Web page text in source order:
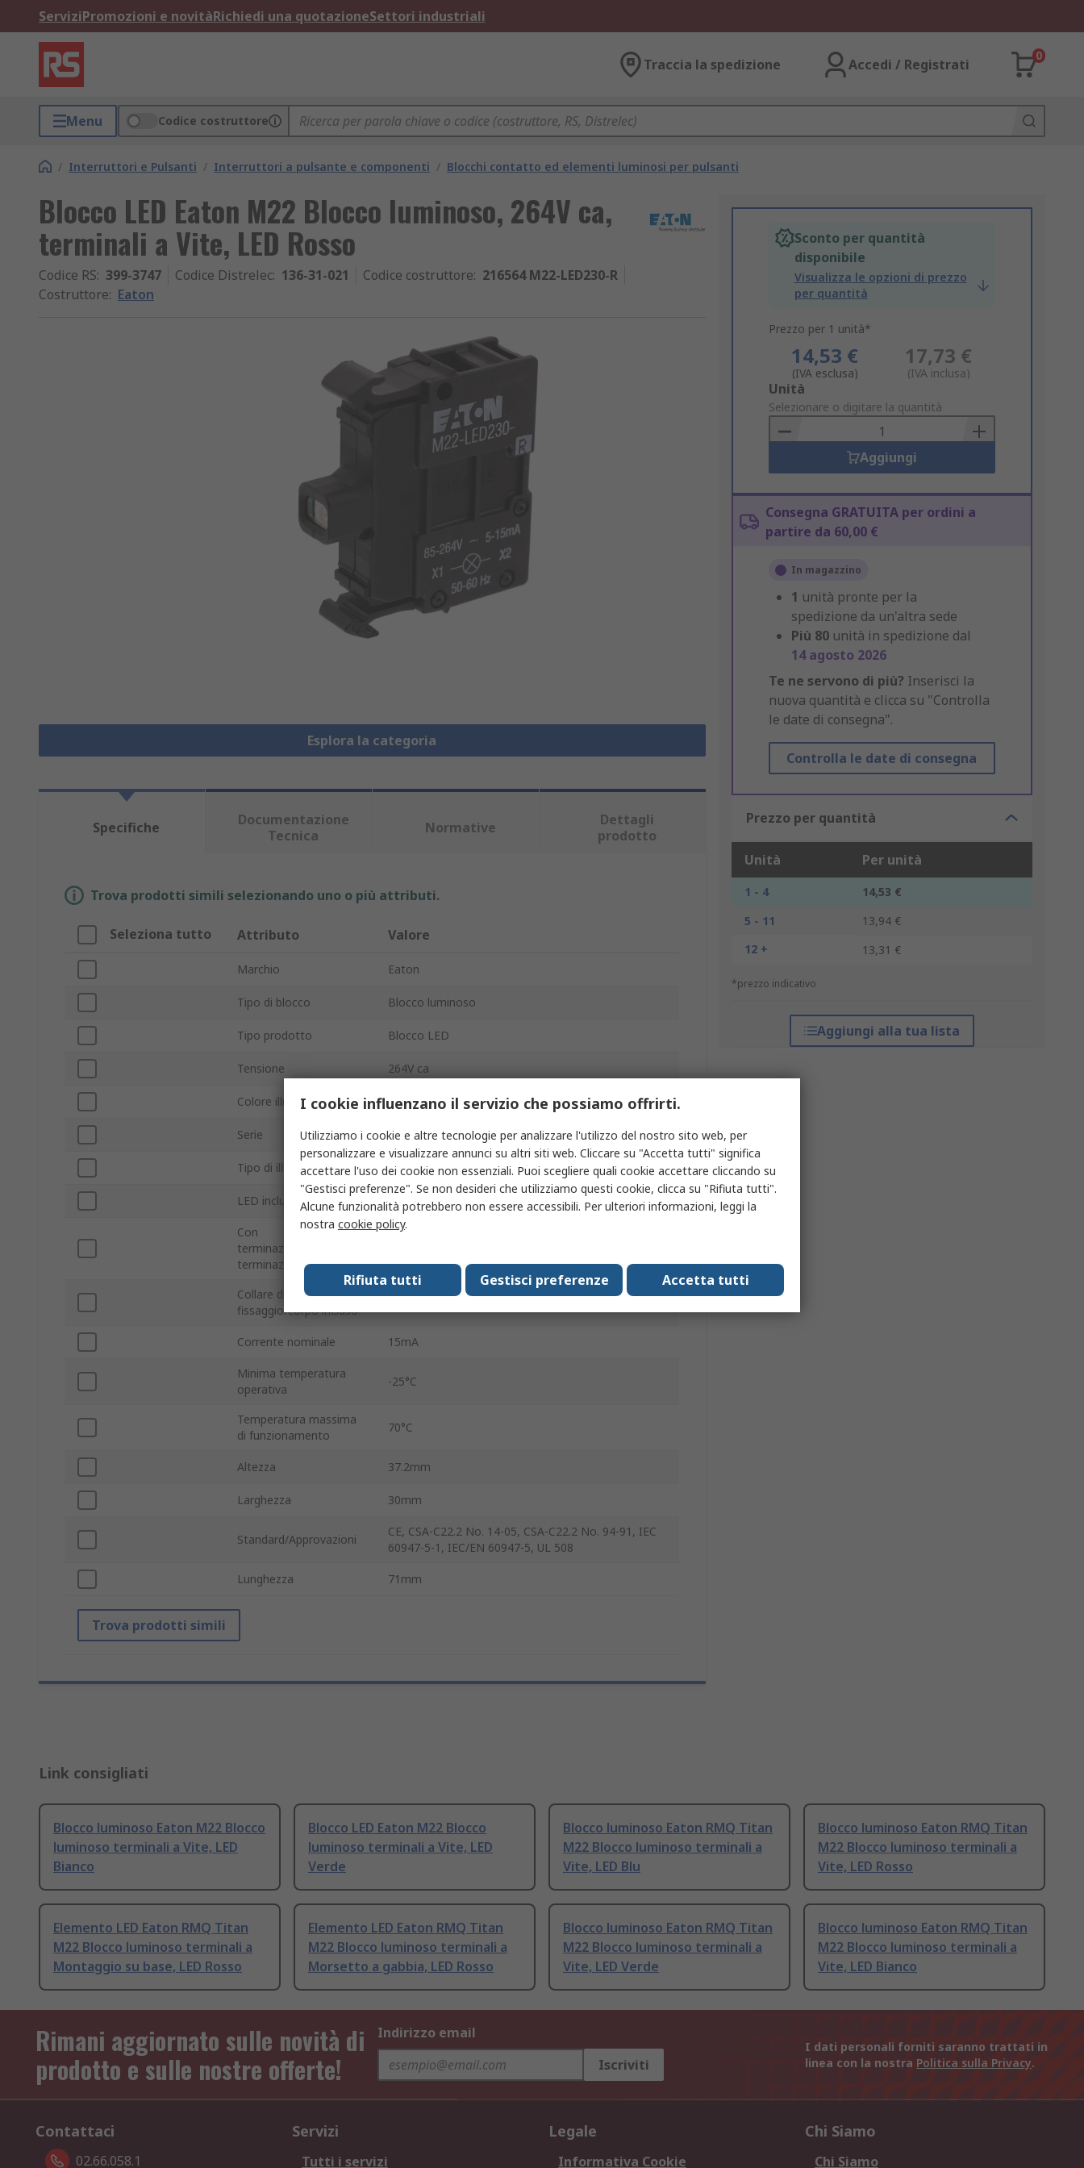
ServiziPromozioni e novitàRichiedi una quotazioneSettori industriali
Traccia la spedizione Accedi / Registrati
0
Menu Codice costruttore
/ Interruttori e Pulsanti / Interruttori a pulsante e componenti / Blocchi contatto ed elementi luminosi per pulsanti
Blocco LED Eaton M22 Blocco luminoso, 264V ca,
terminali a Vite, LED Rosso
Codice RS: 399-3747 Codice Distrelec: 136-31-021 Codice costruttore: 216564 M22-LED230-R
Costruttore: Eaton
Esplora la categoria
Sconto per quantità
disponibile
Visualizza le opzioni di prezzo
per quantità
Prezzo per 1 unità*
14,53 €
(IVA esclusa)
17,73 €
(IVA inclusa)
Add
to
Basket
Unità
Selezionare o digitare la quantità
Aggiungi
Consegna GRATUITA per ordini a
partire da 60,00 €
In magazzino
1 unità pronte per la
spedizione da un'altra sede
Più 80 unità in spedizione dal
14 agosto 2026
Te ne servono di più? Inserisci la
nuova quantità e clicca su "Controlla
le date di consegna".
Controlla le date di consegna
Prezzo per quantità
Unità Per unità
1 - 4
14,53 €
5 - 11
13,94 €
12 +
13,31 €
*prezzo indicativo
Aggiungi alla tua lista
Specifiche
Documentazione
Tecnica
Normative
Dettagli
prodotto
Trova prodotti simili selezionando uno o più attributi.
Seleziona tutto Attributo Valore
Marchio Eaton
Tipo di blocco Blocco luminoso
Tipo prodotto Blocco LED
Tensione 264V ca
Colore illuminazione Rosso
Serie M22
Tipo di illuminazione LED
LED inclusi Sì
Con
terminazione/senza
terminazione
Collare di
fissaggio/corpo incluso
Corrente nominale 15mA
Minima temperatura
operativa
-25°C
Temperatura massima
di funzionamento
70°C
Altezza 37.2mm
Larghezza 30mm
Standard/Approvazioni
CE, CSA-C22.2 No. 14-05, CSA-C22.2 No. 94-91, IEC
60947-5-1, IEC/EN 60947-5, UL 508
Lunghezza 71mm
Trova prodotti simili
Link consigliati
Blocco luminoso Eaton M22 Blocco
luminoso terminali a Vite, LED
Bianco
Blocco LED Eaton M22 Blocco
luminoso terminali a Vite, LED
Verde
Blocco luminoso Eaton RMQ Titan
M22 Blocco luminoso terminali a
Vite, LED Blu
Blocco luminoso Eaton RMQ Titan
M22 Blocco luminoso terminali a
Vite, LED Rosso
Elemento LED Eaton RMQ Titan
M22 Blocco luminoso terminali a
Montaggio su base, LED Rosso
Elemento LED Eaton RMQ Titan
M22 Blocco luminoso terminali a
Morsetto a gabbia, LED Rosso
Blocco luminoso Eaton RMQ Titan
M22 Blocco luminoso terminali a
Vite, LED Verde
Blocco luminoso Eaton RMQ Titan
M22 Blocco luminoso terminali a
Vite, LED Bianco
Rimani aggiornato sulle novità di
prodotto e sulle nostre offerte!
Indirizzo email
Iscriviti
I dati personali forniti saranno trattati in
linea con la nostra Politica sulla Privacy.
Contattaci
02.66.058.1
Servizi
Tutti i servizi
Legale
Informativa Cookie
Chi Siamo
Chi Siamo
I cookie influenzano il servizio che possiamo offrirti.
Utilizziamo i cookie e altre tecnologie per analizzare l'utilizzo del nostro sito web, per
personalizzare e visualizzare annunci su altri siti web. Cliccare su "Accetta tutti" significa
accettare l'uso dei cookie non essenziali. Puoi scegliere quali cookie accettare cliccando su
"Gestisci preferenze". Se non desideri che utilizziamo questi cookie, clicca su "Rifiuta tutti".
Alcune funzionalità potrebbero non essere accessibili. Per ulteriori informazioni, leggi la
nostra cookie policy.
Accetta tutti
Gestisci preferenze
Rifiuta tutti